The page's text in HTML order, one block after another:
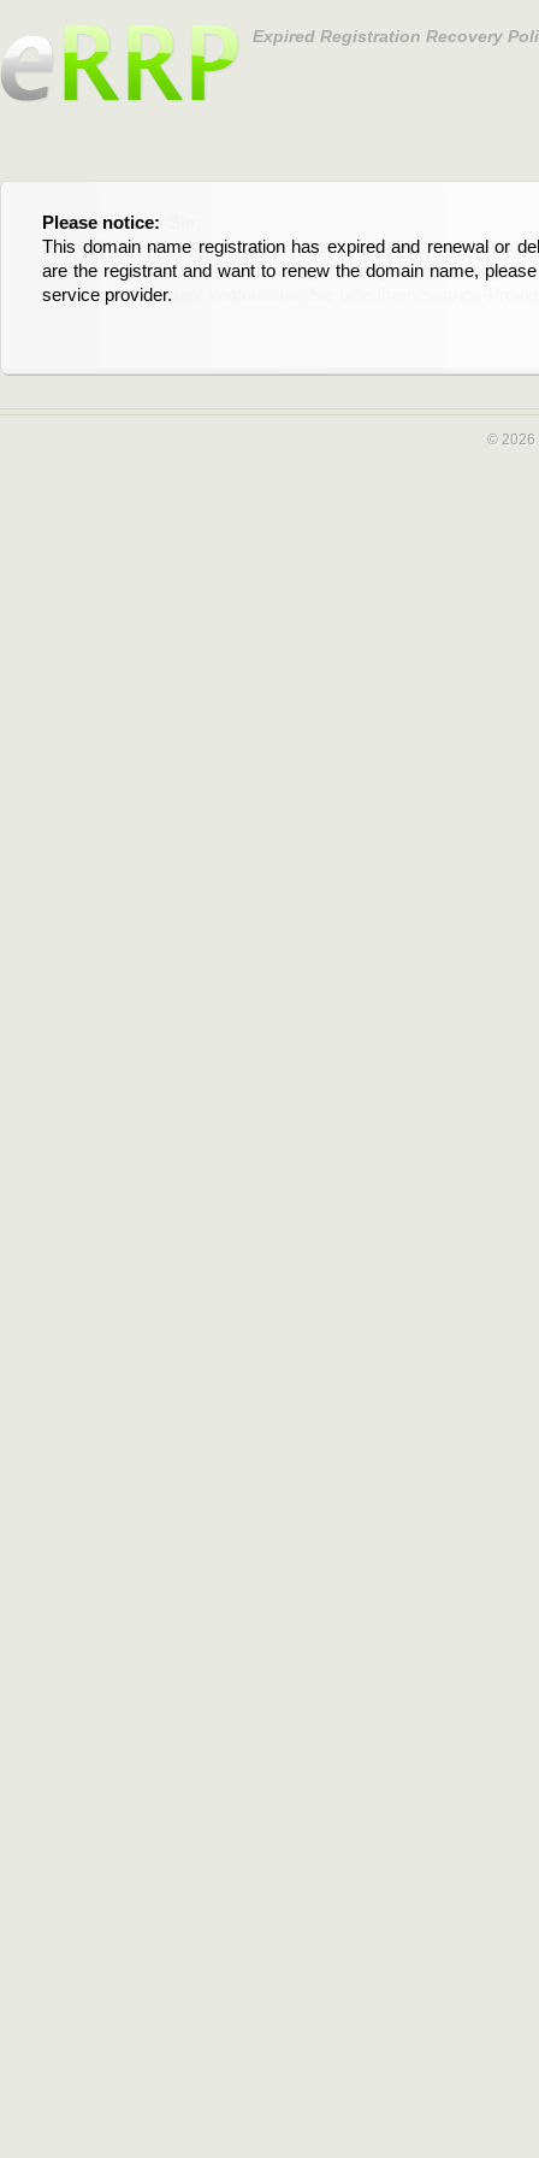
Expired Registration Recovery
Please notice:
This domain name registration has expired and renewal or
are the registrant and want to renew the domain name,
service provider.
Bitte beachten Sie:
Diese Domainregistrierung ist abgelaufen und die
Domain stehen an. Wenn Sie der Registrant sind und
verlängern möchten, kontaktieren Sie bitte Ihren Service-
© 2026